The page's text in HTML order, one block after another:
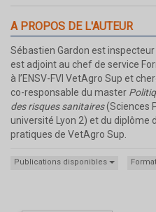
A PROPOS DE L'AUTEUR
Sébastien Gardon est inspecteur
est adjoint au chef de service
à l’ENSV-FVI VetAgro Sup et
co-responsable du master
des risques sanitaires(Sciences
université Lyon 2) et du diplôme
pratiques de VetAgro Sup.
Publications disponibles